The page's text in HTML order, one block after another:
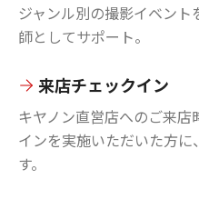
ジャンル別の撮影イベン
師としてサポート。
来店チェックイン
キヤノン直営店へのご来
インを実施いただいた方
す。